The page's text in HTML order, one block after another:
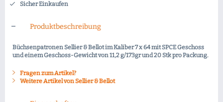
Sicher Einkaufen
Produktbeschreibung
Büchsenpatronen Sellier & Bellot im Kaliber 7 x 64 mit SPCE Geschoss
und einem Geschoss-Gewicht von 11,2 g/173gr und 20 Stk pro Packung.
Fragen zum Artikel?
Weitere Artikel von Sellier & Bellot